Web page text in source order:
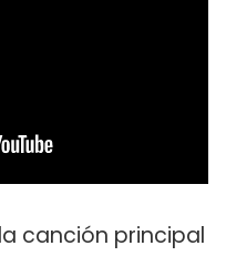
canción principal